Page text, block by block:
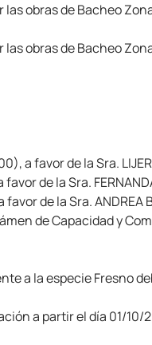
obras de Bacheo
obras de Bacheo
a favor de la Sra.
de la Sra.
de la Sra. ANDREA
de Capacidad y
a la especie Fresno
a partir el día 01/